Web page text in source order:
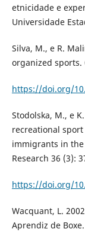
etnicidade e
Universidade
Silva, M., e R.
organized sports.
https://doi.org/
Stodolska, M., e
recreational
immigrants in the
Research 36 (3):
https://doi.org/
Wacquant, L.
Aprendiz de